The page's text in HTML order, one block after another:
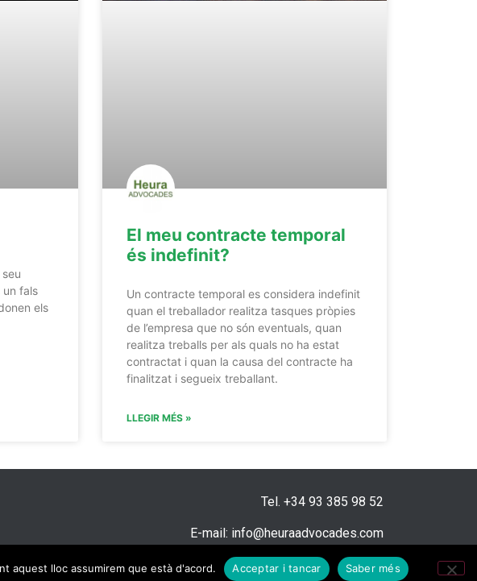
un fals
els
El meu contracte temporal
és indefinit?
Un contracte temporal es considera indefinit
quan el treballador realitza tasques pròpies
de l’empresa que no són eventuals, quan
realitza treballs per als quals no ha estat
contractat i quan la causa del contracte ha
finalitzat i segueix treballant.
LLEGIR MÉS »
Tel. +34 93 385 98 52
E-mail: info@heuraadvocades.com
Política de privacitat Avis Legal Cookies
aquest lloc assumirem que està d'acord. Acceptar i tancar Saber més